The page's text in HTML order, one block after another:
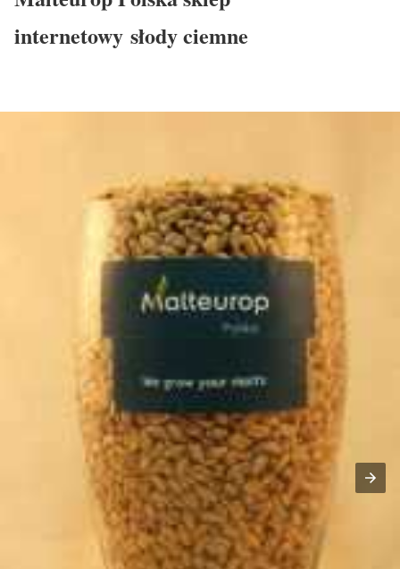
internetowy słody ciemne